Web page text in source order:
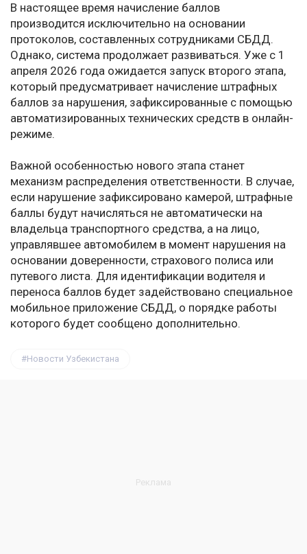
В настоящее время начисление баллов
производится исключительно на основании
протоколов, составленных сотрудниками СБДД.
Однако, система продолжает развиваться. Уже с 1
апреля 2026 года ожидается запуск второго этапа,
который предусматривает начисление штрафных
баллов за нарушения, зафиксированные с помощью
автоматизированных технических средств в онлайн-
режиме.
Важной особенностью нового этапа станет
механизм распределения ответственности. В случае,
если нарушение зафиксировано камерой, штрафные
баллы будут начисляться не автоматически на
владельца транспортного средства, а на лицо,
управлявшее автомобилем в момент нарушения на
основании доверенности, страхового полиса или
путевого листа. Для идентификации водителя и
переноса баллов будет задействовано специальное
мобильное приложение СБДД, о порядке работы
которого будет сообщено дополнительно.
Новости Узбекистана